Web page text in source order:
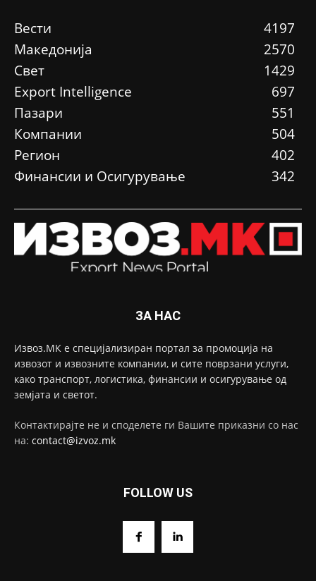
Вести
4197
Македонија
2570
Свет
1429
Еxport Intelligence
697
Пазари
551
Компании
504
Регион
402
Финансии и Осигурување
342
ЗА НАС
Извоз.МК е специјализиран портал за промоција на
извозот и извозните компании, и сите поврзани услуги,
како транспорт, логистика, финансии и осигурување од
земјата и светот.
Контактирајте не и споделете ги Вашите приказни со нас
на: contact@izvoz.mk
FOLLOW US